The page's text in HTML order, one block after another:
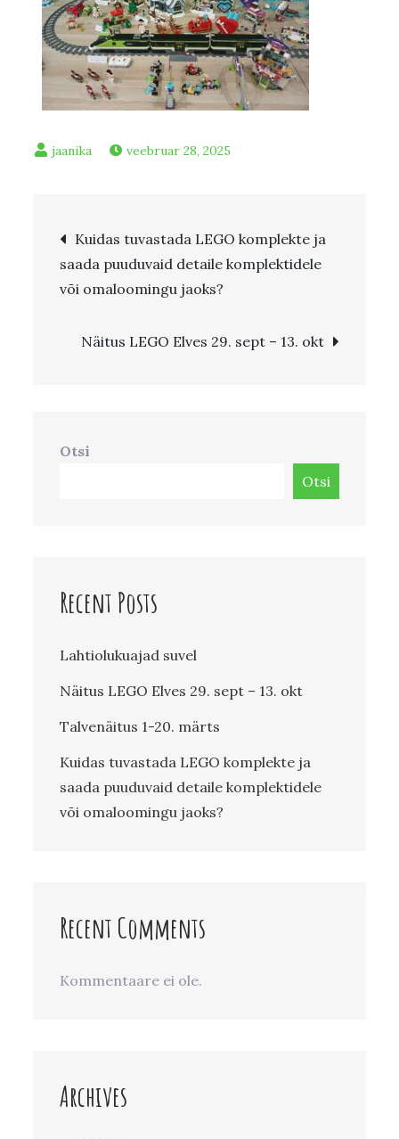
veebruar 28, 2025
Kuidas tuvastada LEGO komplekte ja
saada puuduvaid detaile komplektidele
või omaloomingu jaoks?
Näitus LEGO Elves 29. sept – 13. okt
Otsi
Otsi
Recent Posts
Lahtiolukuajad suvel
Näitus LEGO Elves 29. sept – 13. okt
Talvenäitus 1-20. märts
Kuidas tuvastada LEGO komplekte ja
saada puuduvaid detaile komplektidele
või omaloomingu jaoks?
Recent Comments
Kommentaare ei ole.
Archives